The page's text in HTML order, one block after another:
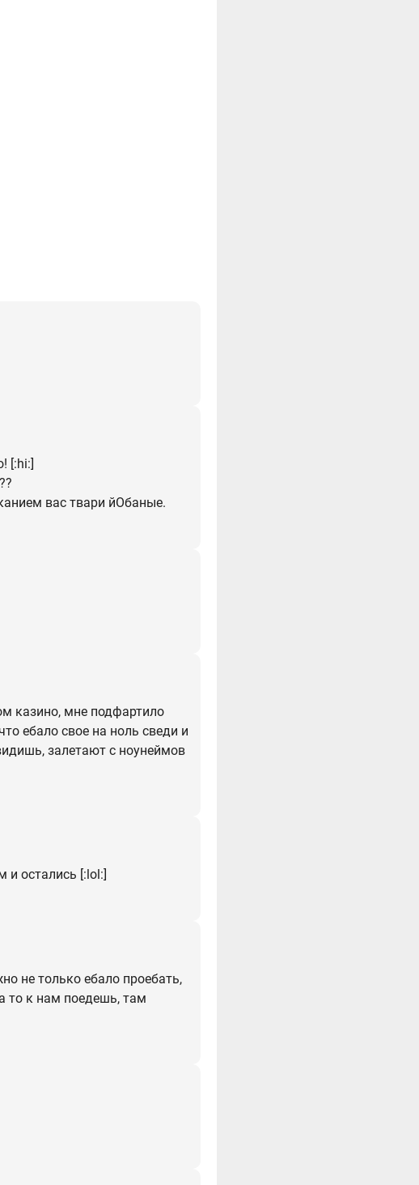
[:hi:]
вас твари йОбаные.
казино, мне подфартило
ебало свое на ноль сведи и
залетают с ноунеймов
и остались [:lol:]
не только ебало проебать,
то к нам поедешь, там